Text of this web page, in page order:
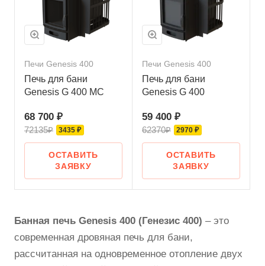
Печи Genesis 400
Печь для бани
Genesis G 400 МС
68 700 ₽
72135₽ 3435 ₽
ОСТАВИТЬ
ЗАЯВКУ
Печи Genesis 400
Печь для бани
Genesis G 400
59 400 ₽
62370₽ 2970 ₽
ОСТАВИТЬ
ЗАЯВКУ
Банная печь Genesis 400 (Генезис 400) – это
современная дровяная печь для бани,
рассчитанная на одновременное отопление двух